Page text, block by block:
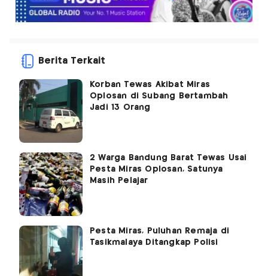
Berita Terkait
Korban Tewas Akibat Miras
Oplosan di Subang Bertambah
Jadi 13 Orang
2 Warga Bandung Barat Tewas Usai
Pesta Miras Oplosan, Satunya
Masih Pelajar
Pesta Miras, Puluhan Remaja di
Tasikmalaya Ditangkap Polisi